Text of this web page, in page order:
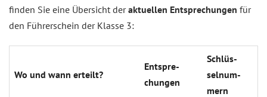
finden Sie eine Übersicht deraktuellen Entsprechungen für
den Führerschein der Klasse 3:
Wo und wann er­teilt?
Ent­spre­
chun­gen
Schlüs­
selnum­
mern